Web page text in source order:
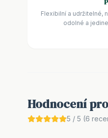
Flexibilní a udržitelné,
odolné a
Hodnocení
5 / 5 (6